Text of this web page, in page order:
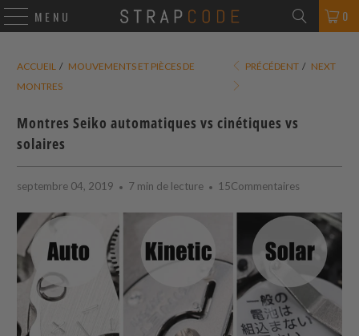
MENU 0
ACCUEIL / MOUVEMENTS ET PIÈCES DE
MONTRES
PRÉCÉDENT / NEXT
Montres Seiko automatiques vs cinétiques vs
solaires
septembre 04, 2019 7 min de lecture 15Commentaires